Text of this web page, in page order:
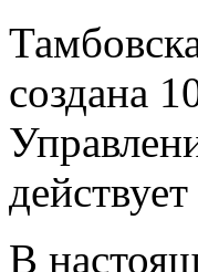
создана
В